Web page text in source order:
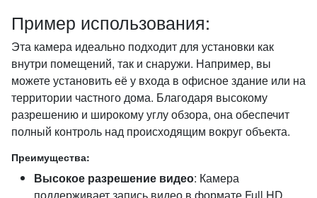
Пример использования:
Эта камера идеально подходит для установки как
внутри помещений, так и снаружи. Например, вы
можете установить её у входа в офисное здание или на
территории частного дома. Благодаря высокому
разрешению и широкому углу обзора, она обеспечит
полный контроль над происходящим вокруг объекта.
Преимущества:
Высокое разрешение видео: Камера